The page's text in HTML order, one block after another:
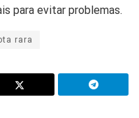
para evitar problemas.
rara